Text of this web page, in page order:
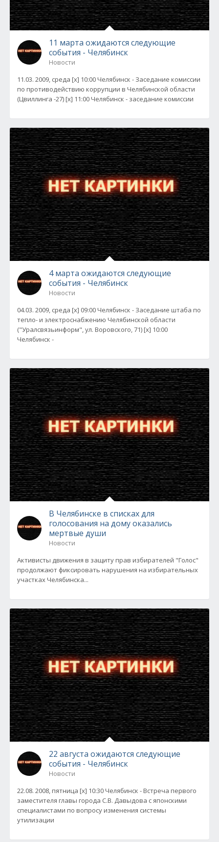
11 марта ожидаются следующие
события - Челябинск
Новости
11.03. 2009, среда [x] 10:00 Челябинск - Заседание комиссии
по противодействию коррупции в Челябинской области
(Цвиллинга -27) [x] 11:00 Челябинск - заседание комиссии
4 марта ожидаются следующие
события - Челябинск
Новости
04.03. 2009, среда [x] 09:00 Челябинск - Заседание штаба по
тепло- и электроснабжению Челябинской области
("Уралсвязьинформ", ул. Воровского, 71) [x] 10:00
Челябинск -
В Челябинске в списках для
голосования на дому оказались
мертвые души
Новости
Активисты движения в защиту прав избирателей "Голос"
продолжают фиксировать нарушения на избирательных
участках Челябинска...
22 августа ожидаются следующие
события - Челябинск
Новости
22.08. 2008, пятница [x] 10:30 Челябинск - Встреча первого
заместителя главы города С.В. Давыдова с японскими
специалистами по вопросу изменения системы
утилизации